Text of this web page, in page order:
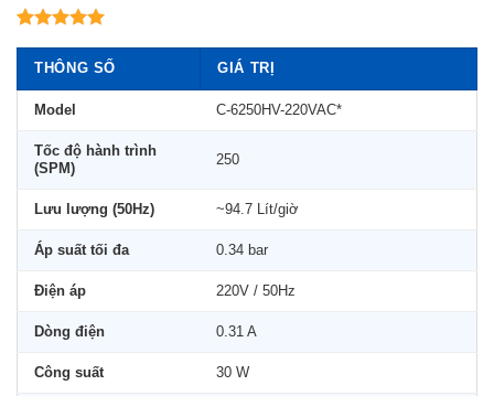
dựa trên
đánh giá
THÔNG SỐ GIÁ TRỊ
Model C-6250HV-220VAC*
Tốc độ hành trình
(SPM)
250
Lưu lượng (50Hz) ~94.7 Lít/giờ
Áp suất tối đa 0.34 bar
Điện áp 220V / 50Hz
Dòng điện 0.31 A
Công suất 30 W